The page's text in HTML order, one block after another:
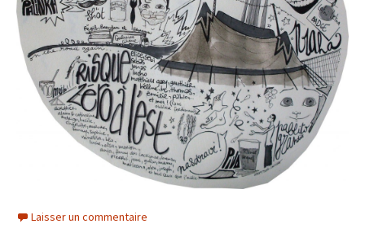
Laisser un commentaire